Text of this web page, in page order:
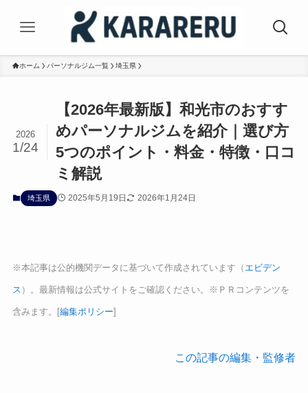
ホーム パーソナルジム一覧 埼玉県
【2026年最新版】和光市のおすす
めパーソナルジムを紹介｜選び方
5つのポイント・料金・特徴・口コ
ミ解説
2026
1/24
埼玉県 2025年5月19日 2026年1月24日
※本記事は公的機関データに基づいて作成されています（ エビデン
ス ）。最新情報は公式サイトをご確認ください。※ＰＲコンテンツを
含みます。[編集ポリシー]
この記事の編集・監修者